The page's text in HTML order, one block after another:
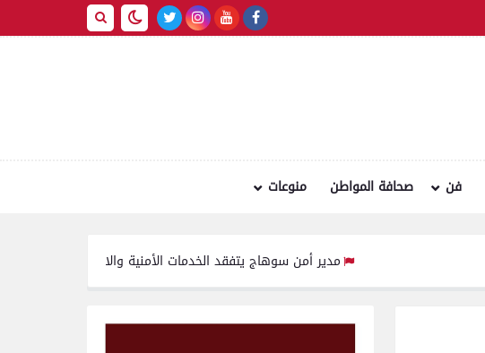
فن صحافة المواطن منوعات
مدير أمن سوهاج يتفقد الخدمات الأمنية والارتكازات ..ويؤكد ضرورة اليقظة